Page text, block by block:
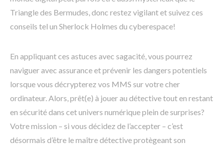
Triangle des Bermudes, donc restez vigilant et suivez ces
conseils tel un Sherlock Holmes du cyberespace!
En appliquant ces astuces avec sagacité, vous pourrez
naviguer avec assurance et prévenir les dangers potentiels
lorsque vous décrypterez vos MMS sur votre cher
ordinateur. Alors, prêt(e) à jouer au détective tout en restant
en sécurité dans cet univers numérique plein de surprises?
Votre mission – si vous décidez de l’accepter – c’est
désormais d’être le maître détective protègeant son